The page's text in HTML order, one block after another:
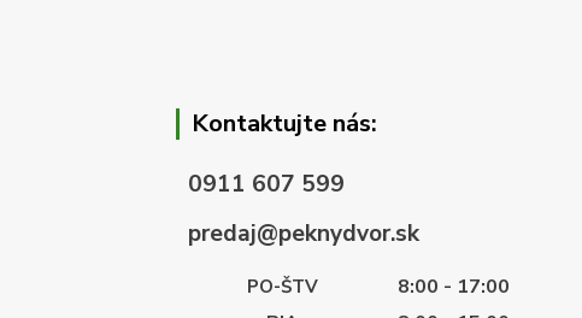
Kontaktujte nás:
0911 607 599
predaj@peknydvor.sk
PO-ŠTV
8:00 - 17:00